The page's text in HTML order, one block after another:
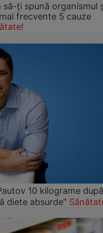
ți spună organismul
frecvente 5 cauze
10 kilograme
diete absurde”